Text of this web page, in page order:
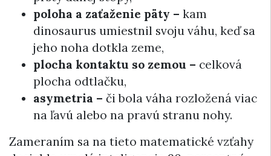
poloha a zaťaženie päty – kam
dinosaurus umiestnil svoju váhu, keď sa
jeho noha dotkla zeme,
plocha kontaktu so zemou – celková
plocha odtlačku,
asymetria – či bola váha rozložená viac
na ľavú alebo na pravú stranu nohy.
Zameraním sa na tieto matematické vzťahy